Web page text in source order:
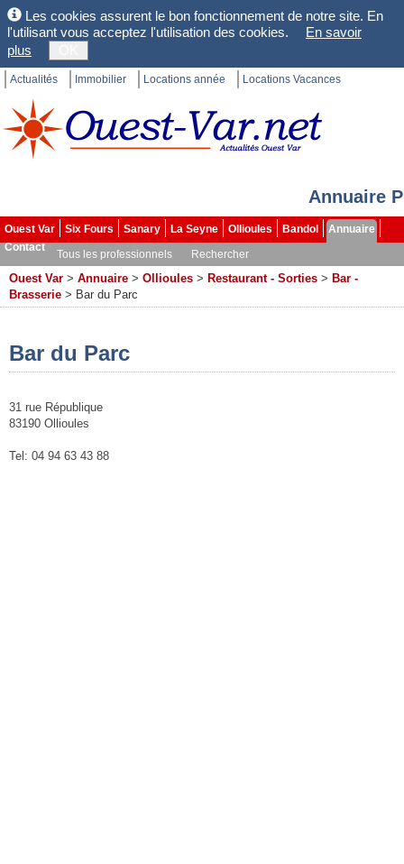
Les cookies assurent le bon fonctionnement de notre site. En
l'utilisant vous acceptez l'utilisation des cookies.
En savoir
plus
Actualités Immobilier Locations année Locations Vacances
Annuaire
Ouest Var Six Fours Sanary La Seyne Ollioules Bandol
Annuaire
Contact
Tous les professionnels Rechercher
Ouest Var > Annuaire > Ollioules > Restaurant - Sorties > Bar -
Brasserie > Bar du Parc
Bar du Parc
31 rue République
83190 Ollioules
Tel: 04 94 63 43 88